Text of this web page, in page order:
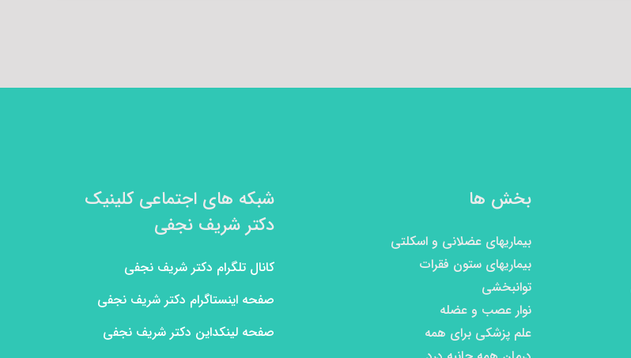
بخش ها
بیماریهای عضلانی و اسکلتی
بیماریهای ستون فقرات
توانبخشی
نوار عصب و عضله
علم پزشکی برای همه
شبکه های اجتماعی کلینیک
دکتر شریف نجفی
کانال تلگرام دکتر شریف نجفی
صفحه اینستاگرام دکتر شریف نجفی
صفحه لینکداین دکتر شریف نجفی